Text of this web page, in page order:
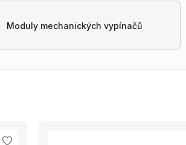
Moduly mechanických vypínačů